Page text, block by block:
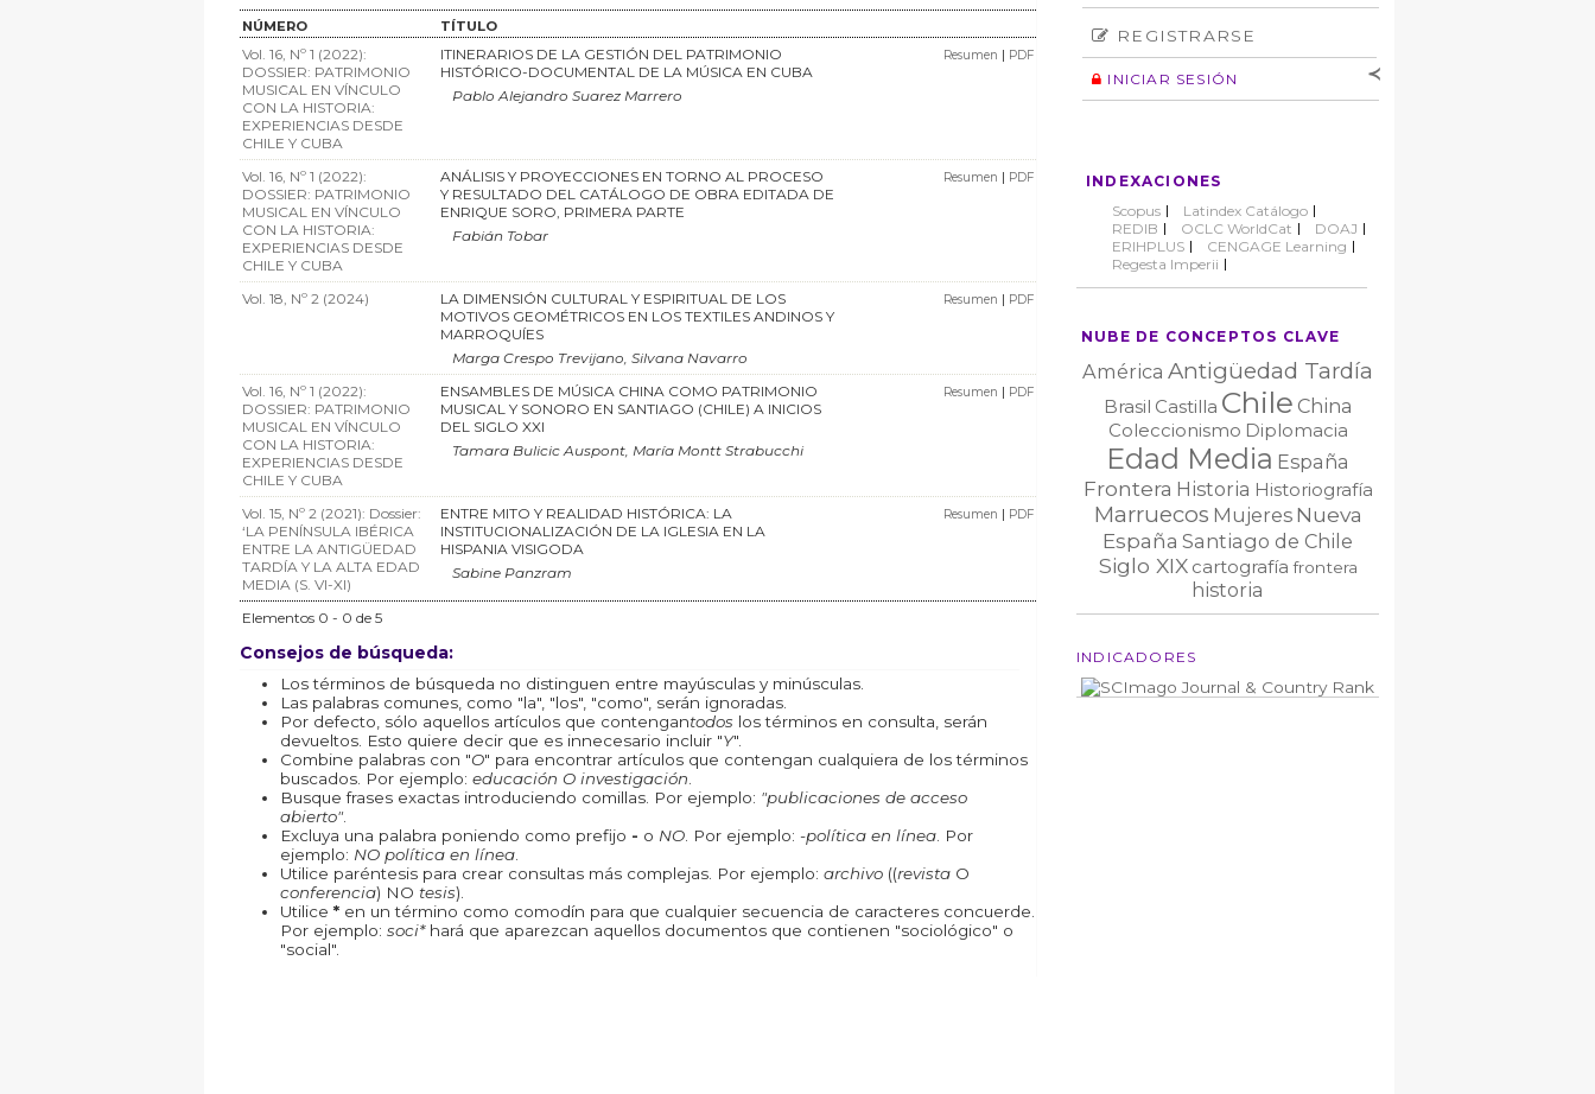
Derechos de autoría
Normas éticas
Número
Autor
REGISTRARSE
INICIAR SESIÓN
INDEXACIONES
Scopus
Latindex Catálogo
REDIB
OCLC WorldCat
DOAJ
ERIHPLUS
CENGAGE Learning
Regesta Imperii
NUBE DE CONCEPTOS CLAVE
América Antigüedad Tardía
Brasil Castilla Chile China
Coleccionismo Diplomacia
Edad Media España
Frontera Historia Historiografía
Marruecos Mujeres Nueva
España Santiago de Chile
Siglo XIX cartografía frontera
historia
INDICADORES
NÚMERO TÍTULO
Vol. 16, Nº 1 (2022):
DOSSIER: PATRIMONIO
MUSICAL EN VÍNCULO
CON LA HISTORIA:
EXPERIENCIAS DESDE
CHILE Y CUBA
ITINERARIOS DE LA GESTIÓN DEL PATRIMONIO
HISTÓRICO-DOCUMENTAL DE LA MÚSICA EN CUBA
Pablo Alejandro Suarez Marrero
Resumen | PDF
Vol. 16, Nº 1 (2022):
DOSSIER: PATRIMONIO
MUSICAL EN VÍNCULO
CON LA HISTORIA:
EXPERIENCIAS DESDE
CHILE Y CUBA
ANÁLISIS Y PROYECCIONES EN TORNO AL PROCESO
Y RESULTADO DEL CATÁLOGO DE OBRA EDITADA DE
ENRIQUE SORO, PRIMERA PARTE
Fabián Tobar
Resumen | PDF
Vol. 18, Nº 2 (2024)
LA DIMENSIÓN CULTURAL Y ESPIRITUAL DE LOS
MOTIVOS GEOMÉTRICOS EN LOS TEXTILES ANDINOS Y
MARROQUÍES
Marga Crespo Trevijano, Silvana Navarro
Resumen | PDF
Vol. 16, Nº 1 (2022):
DOSSIER: PATRIMONIO
MUSICAL EN VÍNCULO
CON LA HISTORIA:
EXPERIENCIAS DESDE
CHILE Y CUBA
ENSAMBLES DE MÚSICA CHINA COMO PATRIMONIO
MUSICAL Y SONORO EN SANTIAGO (CHILE) A INICIOS
DEL SIGLO XXI
Tamara Bulicic Auspont, María Montt Strabucchi
Resumen | PDF
Vol. 15, Nº 2 (2021): Dossier:
‘LA PENÍNSULA IBÉRICA
ENTRE LA ANTIGÜEDAD
TARDÍA Y LA ALTA EDAD
MEDIA (S. VI-XI)
ENTRE MITO Y REALIDAD HISTÓRICA: LA
INSTITUCIONALIZACIÓN DE LA IGLESIA EN LA
HISPANIA VISIGODA
Sabine Panzram
Resumen | PDF
Elementos 0 - 0 de 5
Consejos de búsqueda:
Los términos de búsqueda no distinguen entre mayúsculas y minúsculas.
Las palabras comunes, como "la", "los", "como", serán ignoradas.
Por defecto, sólo aquellos artículos que contengantodos los términos en consulta, serán
devueltos. Esto quiere decir que es innecesario incluir "Y".
Combine palabras con "O" para encontrar artículos que contengan cualquiera de los términos
buscados. Por ejemplo: educación O investigación
Busque frases exactas introduciendo comillas. Por ejemplo: "publicaciones de acceso
abierto".
Excluya una palabra poniendo como prefijo - o NO. Por ejemplo: -política en línea. Por
ejemplo: NO política en línea.
Utilice paréntesis para crear consultas más complejas. Por ejemplo: archivo((revistaO
conferencia) NO tesis).
Utilice *en un término como comodín para que cualquier secuencia de caracteres concuerde.
Por ejemplo: soci*hará que aparezcan aquellos documentos que contienen "sociológico" o
"social".